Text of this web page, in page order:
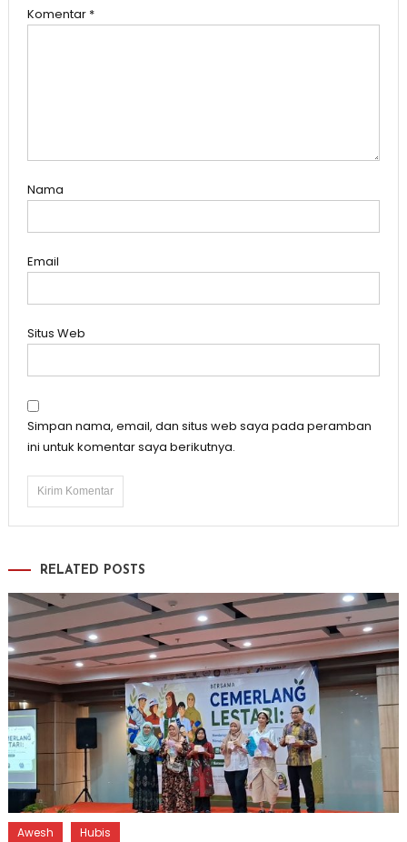
Komentar *
Nama
Email
Situs Web
Simpan nama, email, dan situs web saya pada peramban
ini untuk komentar saya berikutnya.
RELATED POSTS
Awesh
Hubis